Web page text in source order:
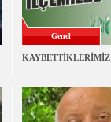
Genel
KAYBETTİKLERİMİZ